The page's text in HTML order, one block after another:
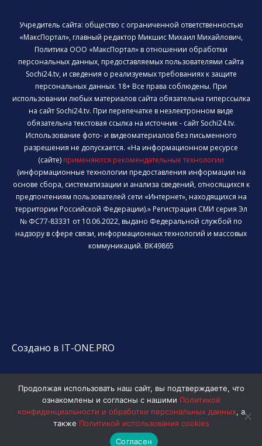
Учредитель сайта: общество с ограниченной ответственностью
«МаксПортал», главный редактор Микшис Михаил Михайлович,
Политика ООО «МаксПортал» в отношении обработки
персональных данных, предоставляемых пользователями сайта
Sochi24.tv, и сведения о реализуемых требованиях к защите
персональных данных. 18+ Все права соблюдены. При
использовании любых материалов сайта обязательна гиперссылка
на сайт Sochi24.tv. При перепечатке в неэлектронном виде
обязательна текстовая ссылка на источник - сайт Sochi24.tv.
Использование фото- и видеоматериалов без письменного
разрешения не допускается. «На информационном ресурсе
(сайте) применяются рекомендательные технологии
(информационные технологии предоставления информации на
основе сбора, систематизации и анализа сведений, относящихся к
предпочтениям пользователей сети «Интернет», находящихся на
территории Российской Федерации).» Регистрация СМИ серия Эл
№ ФС77-83331 от 10.06.2022, выдано Федеральной службой по
надзору в сфере связи, информационных технологий и массовых
коммуникаций. ВК49865
Создано в IT-ONE.PRO
Продолжая использовать наш сайт, вы подтверждаете, что
ознакомлены и согласны с нашими Политикой
конфиденциальности и обработки персональных данных, а
также Политикой использования cookies
Согласен